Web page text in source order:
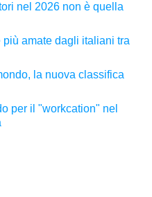
nel 2026 non è quella
amate dagli italiani tra
la nuova classifica
per il "workcation" nel